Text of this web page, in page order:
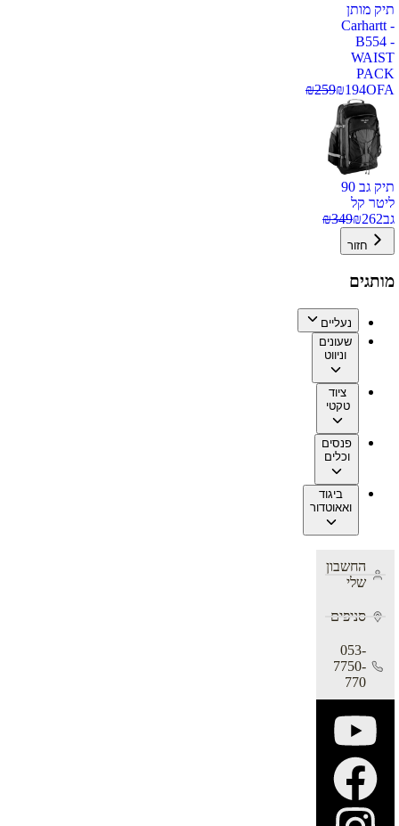
תיק מותן
Carhartt -
B554 -
WAIST
PACK
OFA
₪194
₪259
תיק גב 90
ליטר קל
גב
₪262
₪349
חזור
מותגים
נעליים
שעונים
וניווט
ציוד
טקטי
פנסים
וכלים
ביגוד
ואאוטדור
החשבון
שלי
סניפים
053-
7750-
770